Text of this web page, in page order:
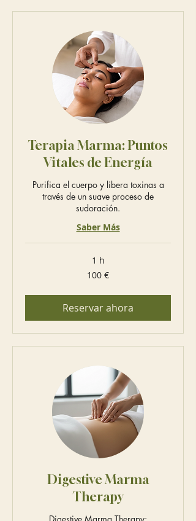
Terapia Marma: Puntos
Vitales de Energía
Purifica el cuerpo y libera toxinas a
través de un suave proceso de
sudoración.
Saber Más
1 h
100 €
Reservar ahora
Digestive Marma
Therapy